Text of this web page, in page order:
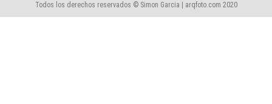
Todos los derechos reservados © Simon Garcia | arqfoto.com 2020